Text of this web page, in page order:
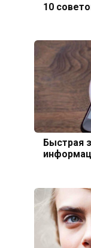
10
Быстрая